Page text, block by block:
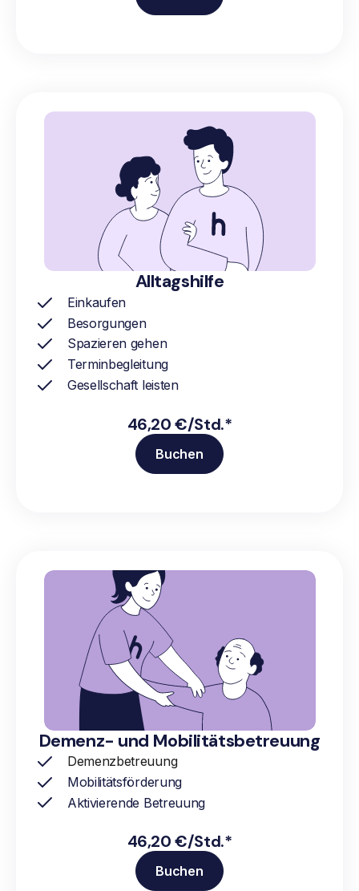
Alltagshilfe
Einkaufen
Besorgungen
Spazieren gehen
Terminbegleitung
Gesellschaft leisten
46,20 €/Std.*
Buchen
Demenz- und Mobilitätsbetreuung
Demenzbetreuung
Mobilitätsförderung
Aktivierende Betreuung
46,20 €/Std.*
Buchen